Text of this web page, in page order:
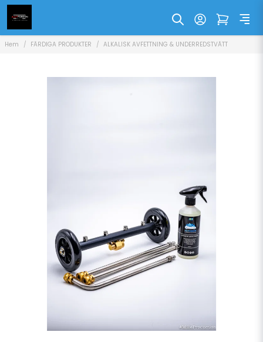
Hem FÄRDIGA PRODUKTER ALKALISK AVFETTNING & UNDERREDSTVÄTT